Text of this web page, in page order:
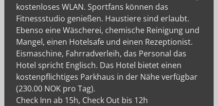
kostenloses WLAN. Sportfans können das
Fitnessstudio genießen. Haustiere sind erlaubt.
Ebenso eine Wäscherei, chemische Reinigung und
Mangel, einen Hotelsafe und einen Rezeptionist.
Eismaschine, Fahrradverleih, das Personal das
Hotel spricht Englisch. Das Hotel bietet einen
kostenpflichtiges Parkhaus in der Nähe verfügbar
(230.00 NOK pro Tag).
Check Inn ab 15h, Check Out bis 12h